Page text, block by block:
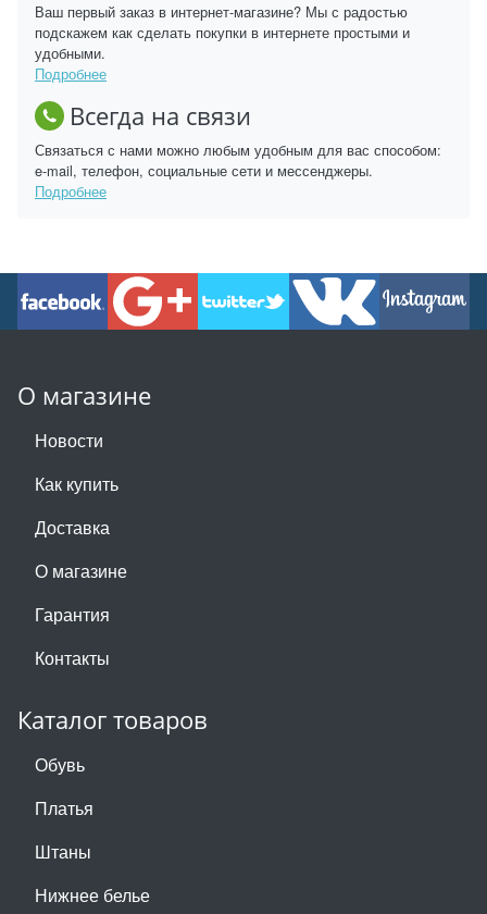
Ваш первый заказ в интернет-магазине? Мы с радостью
подскажем как сделать покупки в интернете простыми и
удобными.
Подробнее
Всегда на связи
Связаться с нами можно любым удобным для вас способом:
e-mail, телефон, социальные сети и мессенджеры.
Подробнее
О магазине
Новости
Как купить
Доставка
О магазине
Гарантия
Контакты
Каталог товаров
Обувь
Платья
Штаны
Нижнее белье